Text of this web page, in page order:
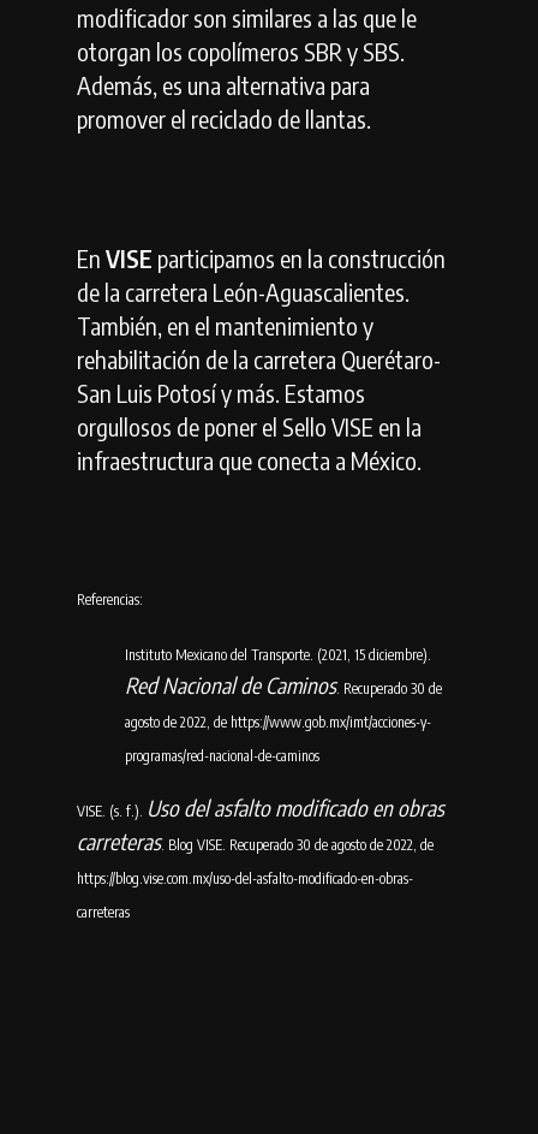
modificador son similares a las que le
otorgan los copolímeros SBR y SBS.
Además, es una alternativa para
promover el reciclado de llantas.
En VISE participamos en la construcción
de la carretera León-Aguascalientes.
También, en el mantenimiento y
rehabilitación de la carretera Querétaro-
San Luis Potosí y más. Estamos
orgullosos de poner el Sello VISE en la
infraestructura que conecta a México.
Referencias:
Instituto Mexicano del Transporte. (2021, 15 diciembre).
Red Nacional de Caminos. Recuperado 30 de
agosto de 2022, de https://www.gob.mx/imt/acciones-y-
programas/red-nacional-de-caminos
VISE. (s. f.). Uso del asfalto modificado en obras
carreteras. Blog VISE. Recuperado 30 de agosto de 2022, de
https://blog.vise.com.mx/uso-del-asfalto-modificado-en-obras-
carreteras